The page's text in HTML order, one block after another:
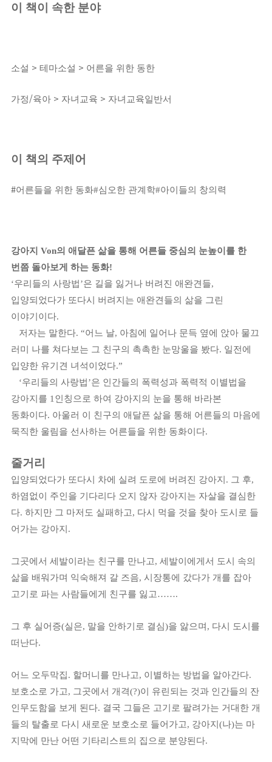
이 책이 속한 분야
소설 > 테마소설 > 어른을 위한 동한
가정/육아 > 자녀교육 > 자녀교육일반서
이 책의 주제어
#어른들을 위한 동화#심오한 관계학#아이들의 창의력
강아지 Von의 애달픈 삶을 통해 어른들 중심의 눈높이를 한
번쯤 돌아보게 하는 동화!
‘우리들의 사랑법’은 길을 잃거나 버려진 애완견들,
입양되었다가 또다시 버려지는 애완견들의 삶을 그린
이야기이다.
저자는 말한다. “어느 날, 아침에 일어나 문득 옆에 앉아 물끄
러미 나를 쳐다보는 그 친구의 촉촉한 눈망울을 봤다. 일전에
입양한 유기견 녀석이었다.”
‘우리들의 사랑법’은 인간들의 폭력성과 폭력적 이별법을
강아지를 1 인칭으로 하여 강아지의 눈을 통해 바라본
동화이다. 아울러 이 친구의 애달픈 삶을 통해 어른들의 마음에
묵직한 울림을 선사하는 어른들을 위한 동화이다.
줄거리
입양되었다가 또다시 차에 실려 도로에 버려진 강아지. 그 후,
하염없이 주인을 기다리다 오지 않자 강아지는 자살을 결심한
다. 하지만 그 마저도 실패하고, 다시 먹을 것을 찾아 도시로 들
어가는 강아지.
그곳에서 세발이라는 친구를 만나고, 세발이에게서 도시 속의
삶을 배워가며 익숙해져 갈 즈음, 시장통에 갔다가 개를 잡아
고기로 파는 사람들에게 친구를 잃고…….
그 후 실어증(실은, 말을 안하기로 결심)을 앓으며, 다시 도시를
떠난다.
어느 오두막집. 할머니를 만나고, 이별하는 방법을 알아간다.
보호소로 가고, 그곳에서 개격(?)이 유린되는 것과 인간들의 잔
인무도함을 보게 된다. 결국 그들은 고기로 팔려가는 거대한 개
들의 탈출로 다시 새로운 보호소로 들어가고, 강아지(나)는 마
지막에 만난 어떤 기타리스트의 집으로 분양된다.